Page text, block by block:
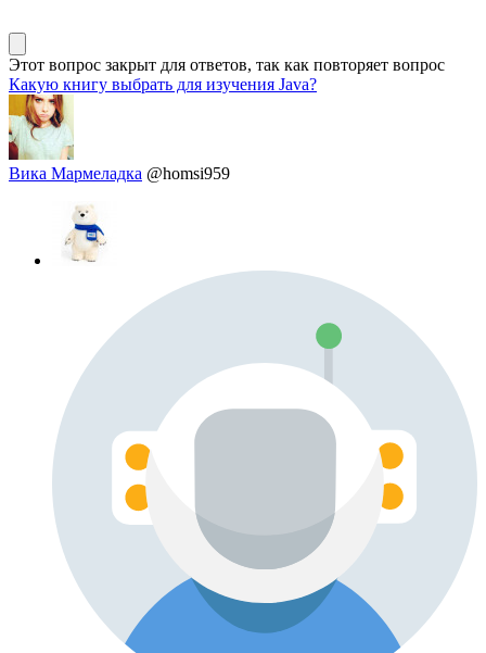
Этот вопрос закрыт для ответов, так как повторяет вопрос
Какую книгу выбрать для изучения Java?
Вика Мармеладка @homsi959